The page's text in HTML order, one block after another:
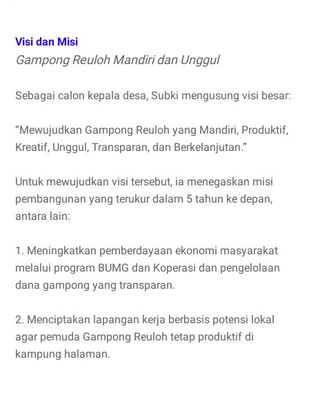
Visi dan Misi
Gampong Reuloh Mandiri dan Unggul
Sebagai calon kepala desa, Subki mengusung visi besar:
“Mewujudkan Gampong Reuloh yang Mandiri, Produktif,
Kreatif, Unggul, Transparan, dan Berkelanjutan.”
Untuk mewujudkan visi tersebut, ia menegaskan misi
pembangunan yang terukur dalam 5 tahun ke depan,
antara lain:
1. Meningkatkan pemberdayaan ekonomi masyarakat
melalui program BUMG dan Koperasi dan pengelolaan
dana gampong yang transparan.
2. Menciptakan lapangan kerja berbasis potensi lokal
agar pemuda Gampong Reuloh tetap produktif di
kampung halaman.